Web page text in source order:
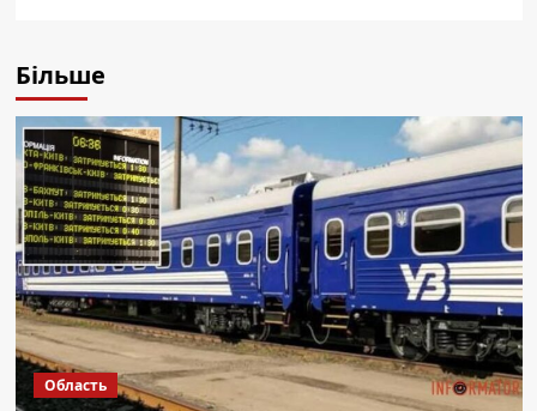
Більше
Область